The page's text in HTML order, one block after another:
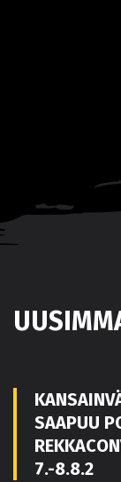
SAAPUU
7.-8.8.2